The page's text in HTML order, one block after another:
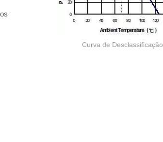
Curva de Desclassificação